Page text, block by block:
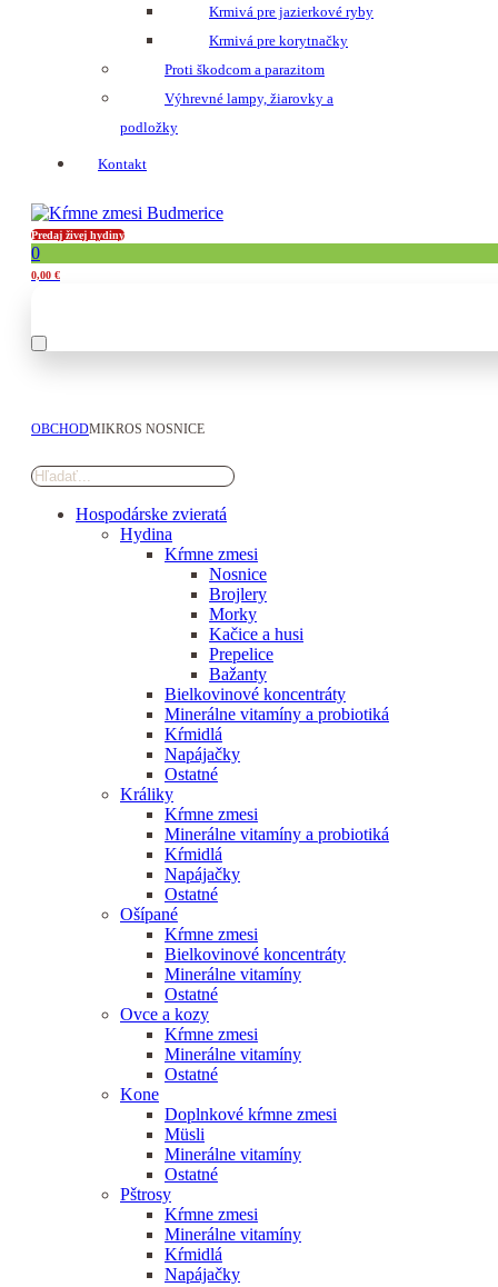
Krmivá pre jazierkové ryby
Krmivá pre korytnačky
Proti škodcom a parazitom
Výhrevné lampy, žiarovky a
podložky
Kontakt
Predaj živej hydiny
0
0,00 €
OBCHODMIKROS NOSNICE
Hospodárske zvieratá
Hydina
Kŕmne zmesi
Nosnice
Brojlery
Morky
Kačice a husi
Prepelice
Bažanty
Bielkovinové koncentráty
Minerálne vitamíny a probiotiká
Kŕmidlá
Napájačky
Ostatné
Králiky
Kŕmne zmesi
Minerálne vitamíny a probiotiká
Kŕmidlá
Napájačky
Ostatné
Ošípané
Kŕmne zmesi
Bielkovinové koncentráty
Minerálne vitamíny
Ostatné
Ovce a kozy
Kŕmne zmesi
Minerálne vitamíny
Ostatné
Kone
Doplnkové kŕmne zmesi
Müsli
Minerálne vitamíny
Ostatné
Pštrosy
Kŕmne zmesi
Minerálne vitamíny
Kŕmidlá
Napájačky